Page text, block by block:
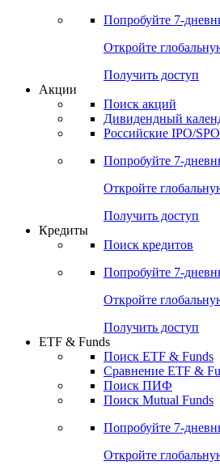
Попробуйте 7-
Откройте
Получить доступ
Акции
Поиск акций
Дивидендный
Российские IPO/SPO
Попробуйте 7-
Откройте
Получить доступ
Кредиты
Поиск кредитов
Попробуйте 7-
Откройте
Получить доступ
ETF & Funds
Поиск ETF & Funds
Сравнение ETF &
Поиск ПИФ
Поиск Mutual Funds
Попробуйте 7-
Откройте